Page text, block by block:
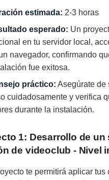
estimada: 2-3 horas
esperado: Un
en tu servidor local,
navegador, confirmando
fue exitosa.
práctico: Asegúrate de
cuidadosamente y verifica
durante la instalación.
1: Desarrollo de un
de videoclub - Nivel
te permitirá aplicar tus